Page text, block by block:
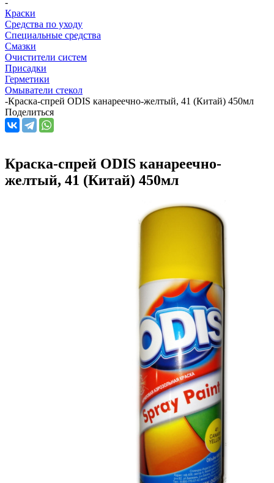
Краски
Средства по уходу
Специальные средства
Смазки
Очистители систем
Присадки
Герметики
Омыватели стекол
-Краска-спрей ODIS канареечно-желтый, 41 (Китай) 450мл
Поделиться
Краска-спрей ODIS канареечно-
желтый, 41 (Китай) 450мл